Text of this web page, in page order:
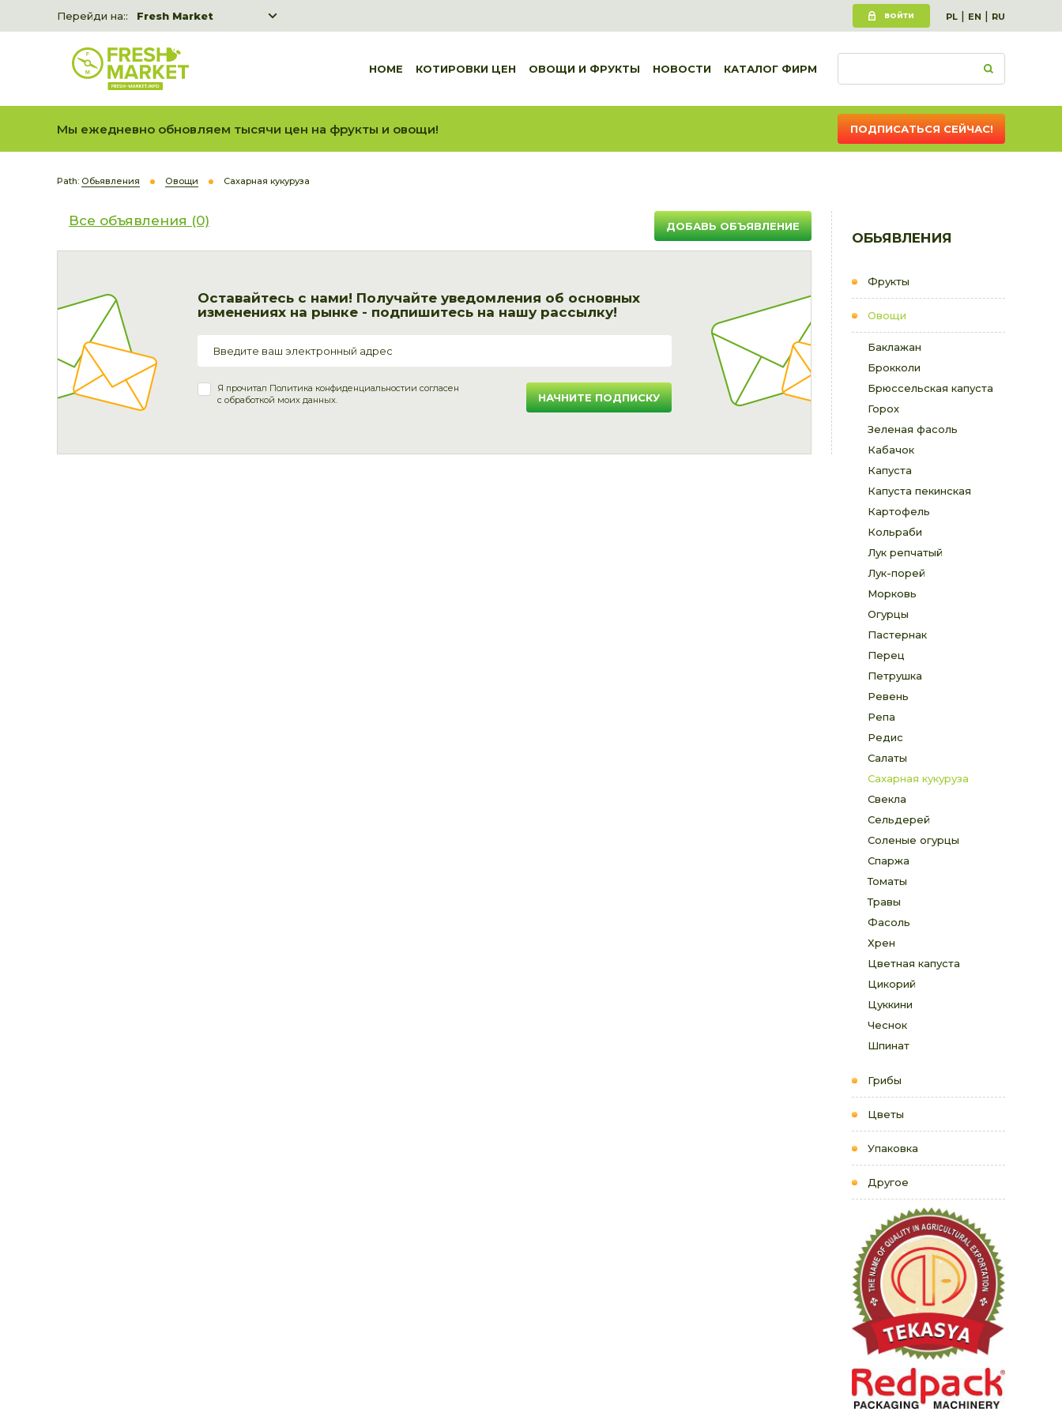
Перейди на::
Fresh Market
Fresh Market event B2B
ВОЙТИ PL | EN | RU
HOME КОТИРОВКИ ЦЕН ОВОЩИ И ФРУКТЫ НОВОСТИ КАТАЛОГ ФИРМ
Мы ежедневно обновляем тысячи цен на фрукты и овощи! ПОДПИСАТЬСЯ СЕЙЧАС!
Path: Обьявления Овощи Cахарная кукуруза
ОБЬЯВЛЕНИЯ
Фрукты
Овощи
Баклажан
Брокколи
Брюссельская капуста
Горох
Зеленая фасоль
Кабачок
Капуста
Капуста пекинская
Картофель
Кольраби
Лук репчатый
Лук-порей
Морковь
Огурцы
Пастернак
Перец
Петрушка
Ревень
Репа
Редис
Салаты
Cахарная кукуруза
Свекла
Сельдерей
Соленые огурцы
Спаржа
Томаты
Травы
Фасоль
Хрен
Цветная капуста
Цикорий
Цуккини
Чеснок
Шпинат
Грибы
Цветы
Упаковка
Другое
Все объявления (0) ДОБАВЬ ОБЪЯВЛЕНИЕ
Оставайтесь с нами! Получайте уведомления об основных
изменениях на рынке - подпишитесь на нашу рассылку!
Я прочитал Политика конфиденциальностии согласен
с обработкой моих данных.
НАЧНИТЕ ПОДПИСКУ